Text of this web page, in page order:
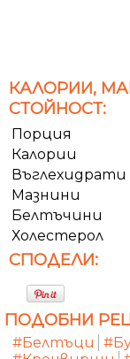
КАЛОРИИ,
СТОЙНОСТ:
Порция
Калории
Въглехидрати
Мазнини
Белтъчини
Холестерол
СПОДЕЛИ:
ПОДОБНИ
#Белтъци